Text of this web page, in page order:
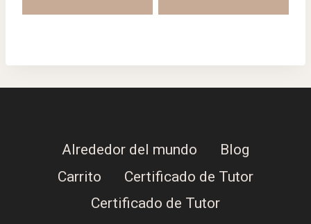
Alrededor del mundo
Blog
Carrito
Certificado de Tutor
Certificado de Tutor